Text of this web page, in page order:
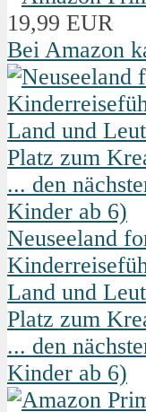
19,99 EUR
Bei Amazon
Neuseeland
Land und
Platz zum
... den
Kinder ab 6)